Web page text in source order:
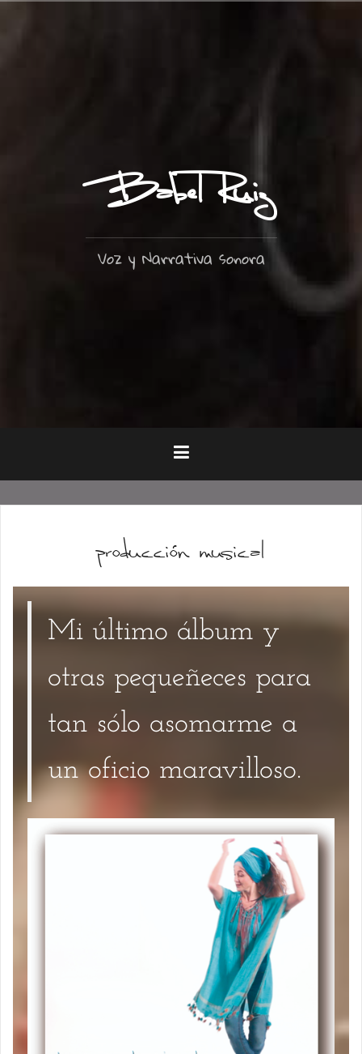
Babel Ruiz
Voz y Narrativa sonora
producción musical
Mi último álbum y
otras pequeñeces para
tan sólo asomarme a
un oficio maravilloso.